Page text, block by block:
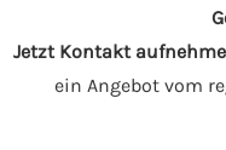
Jetzt Kontakt
ein Angebot vom